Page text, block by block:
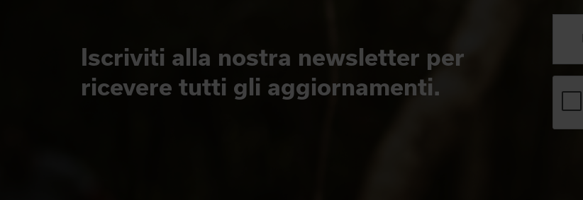
Iscriviti alla nostra newsletter per
ricevere tutti gli aggiornamenti.